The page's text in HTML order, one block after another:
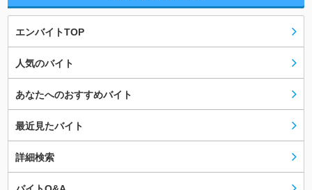
エンバイトTOP
人気のバイト
あなたへのおすすめバイト
最近見たバイト
詳細検索